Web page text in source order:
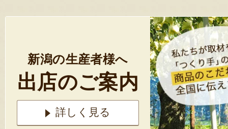
新潟の生産者様へ
出店のご案内
詳しく見る